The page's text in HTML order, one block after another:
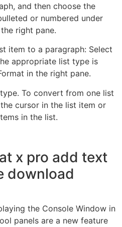
and then choose the
or numbered under
right pane.
item to a paragraph: Select
appropriate list type is
in the right pane.
To convert from one list
cursor in the list item or
in the list.
x pro add text
download
the Console Window in
panels are a new feature